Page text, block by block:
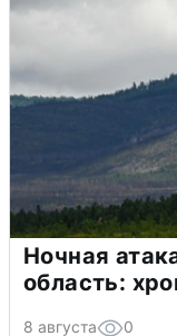
Ночная
область:
8 августа 0